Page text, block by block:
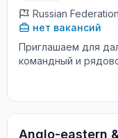
Russian Federation
нет вакансий
Приглашаем для
командный и
Anglo-eastern